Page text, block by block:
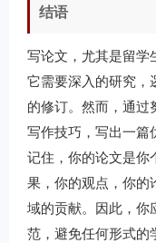
结语
写论文，尤其是留学
它需要深入的研究，
的修订。然而，通过
写作技巧，写出一篇
记住，你的论文是你
果，你的观点，你的
域的贡献。因此，你
范，避免任何形式的